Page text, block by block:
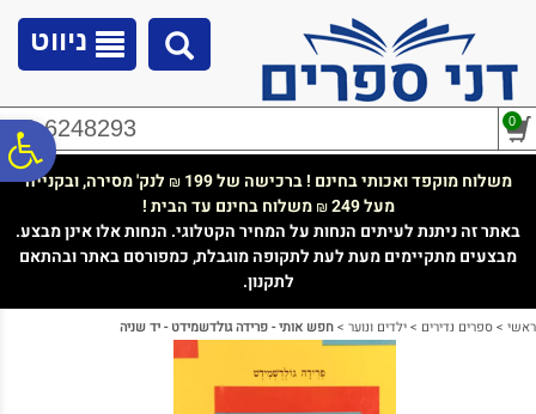
נגישות
ניווט
02-6248293 0
משלוח מוקפד ואכותי בחינם ! ברכישה של 199 ₪ לנק' מסירה, ובקנייה
מעל 249
₪משלוח בחינם עד הבית !
באתר זה ניתנת לעיתים הנחות על המחיר הקטלוגי. הנחות אלו אינן מבצע.
מבצעים מתקיימים מעת לעת לתקופה מוגבלת, כמפורסם באתר ובהתאם
לתקנון.
ראשי >ספרים נדירים >ילדים ונוער >חפש אותי - פרידה גולדשמידט - יד שניה